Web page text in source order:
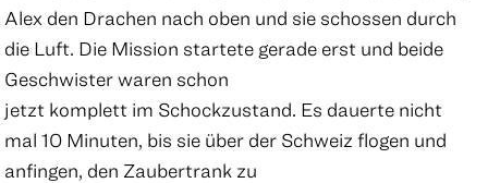
Alex den Drachen nach oben und sie schossen durch
die Luft. Die Mission startete gerade erst und beide
Geschwister waren schon
jetzt komplett im Schockzustand. Es dauerte nicht
mal 10 Minuten, bis sie über der Schweiz flogen und
anfingen, den Zaubertrank zu